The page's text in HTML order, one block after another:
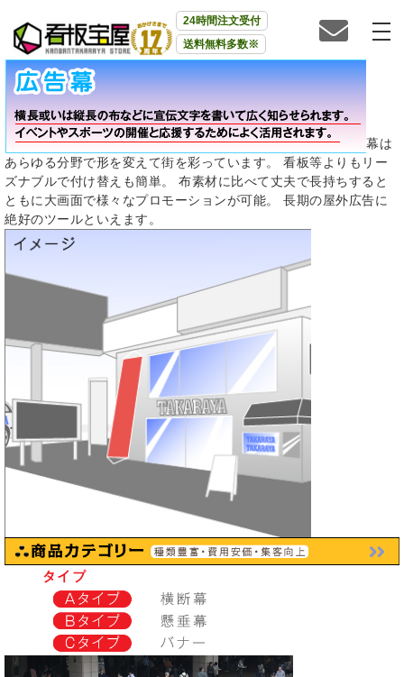
24時間注文受付
送料無料多数※
幕は
あらゆる分野で形を変えて街を彩っています。 看板等よりもリー
ズナブルで付け替えも簡単。 布素材に比べて丈夫で長持ちすると
ともに大画面で様々なプロモーションが可能。 長期の屋外広告に
絶好のツールといえます。